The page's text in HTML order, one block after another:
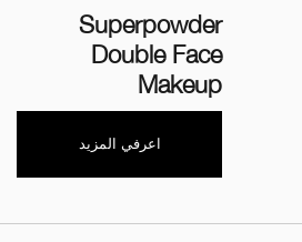
Superpowder
Double Face
Makeup
اعرفي المزيد